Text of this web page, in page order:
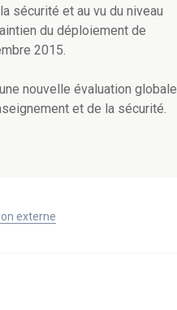
sécurité et au vu du niveau
du déploiement de
2015.
nouvelle évaluation globale
et de la sécurité.
externe